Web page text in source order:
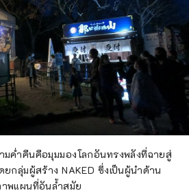
มค่ำคืนคือมุมมองโลกอันทรงพลังที่ฉายสู่
กลุ่มผู้สร้าง NAKED ซึ่งเป็นผู้นำด้าน
พแผนที่อันล้ำสมัย